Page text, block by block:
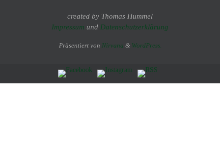
created by Thomas Hummel
Impressum und Datenschutzerklärung
Präsentiert von Nirvana & WordPress.